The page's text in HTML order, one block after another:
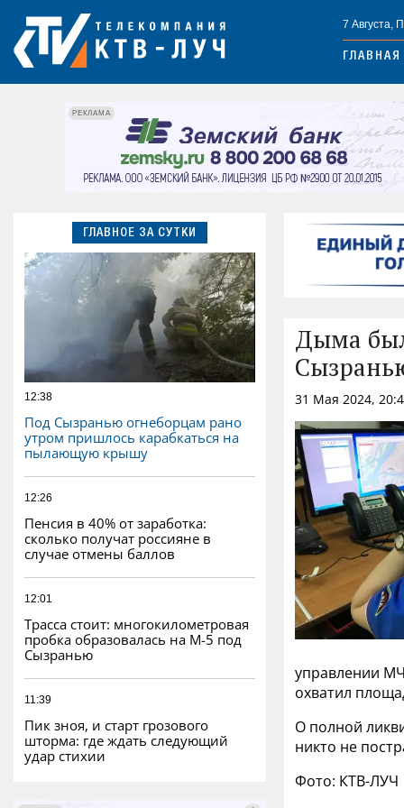
7 Августа,
ГЛАВНАЯ
РЕКЛАМА
ГЛАВНОЕ ЗА СУТКИ
12:38
Под Сызранью огнеборцам рано
утром пришлось карабкаться на
пылающую крышу
12:26
Пенсия в 40% от заработка:
сколько получат россияне в
случае отмены баллов
12:01
Трасса стоит: многокилометровая
пробка образовалась на М-5 под
Сызранью
11:39
Пик зноя, и старт грозового
шторма: где ждать следующий
удар стихии
Дыма
31 Мая 2024,
управлении
охватил
О полной
никто не
Фото: КТВ-ЛУЧ